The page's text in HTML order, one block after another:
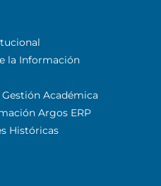
la Información
Académica
Argos ERP
Históricas